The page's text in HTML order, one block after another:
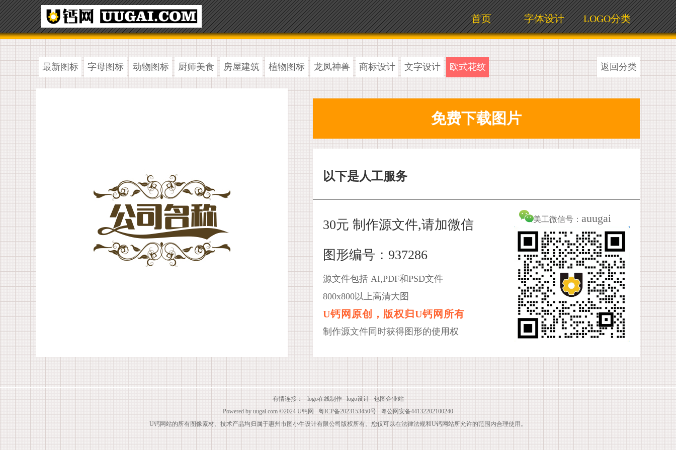
LOGO分类
字体设计
首页
最新图标 字母图标 动物图标 厨师美食 房屋建筑 植物图标 龙凤神兽 商标设计 文字设计 欧式花纹 返回分类
以下是人工服务
30元 制作源文件,请加微信
图形编号：937286
源文件包括 AI,PDF和PSD文件
800x800以上高清大图
U钙网原创，版权归U钙网所有
制作源文件同时获得图形的使用权
美工微信号： auugai
有情连接： logo在线制作 logo设计
包图企业站
Powered by uugai.com ©2024 U钙网 粤ICP备2023153450号
粤公网安备44132202100240
U钙网站的所有图像素材、技术产品均归属于惠州市图小牛设计有限公司版权所有。您仅可以在法律法规和U钙网站所允许的范围内合理使用。